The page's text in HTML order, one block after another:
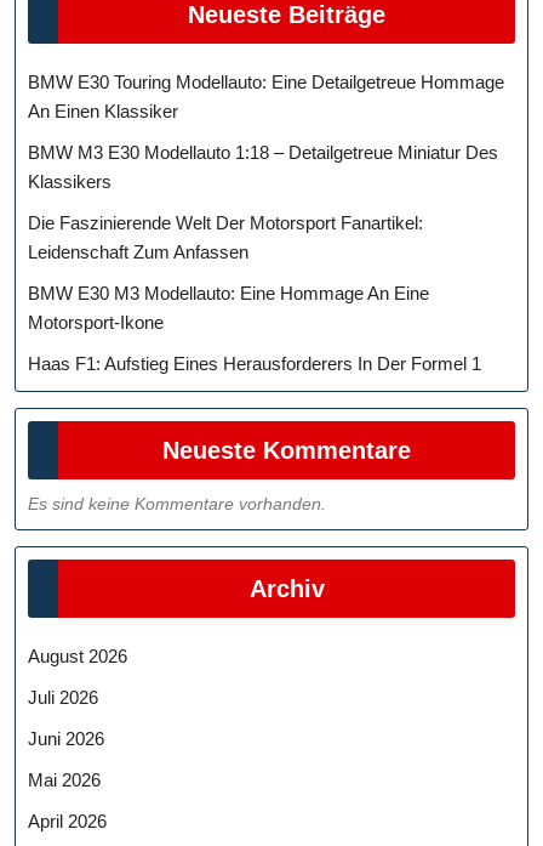
Neueste Beiträge
BMW E30 Touring Modellauto: Eine Detailgetreue Hommage
An Einen Klassiker
BMW M3 E30 Modellauto 1:18 – Detailgetreue Miniatur Des
Klassikers
Die Faszinierende Welt Der Motorsport Fanartikel:
Leidenschaft Zum Anfassen
BMW E30 M3 Modellauto: Eine Hommage An Eine
Motorsport-Ikone
Haas F1: Aufstieg Eines Herausforderers In Der Formel 1
Neueste Kommentare
Es sind keine Kommentare vorhanden.
Archiv
August 2026
Juli 2026
Juni 2026
Mai 2026
April 2026